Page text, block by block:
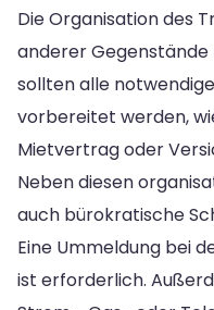
Die Organisation des
anderer Gegenstände
sollten alle
vorbereitet werden,
Mietvertrag oder
Neben diesen
auch bürokratische
Eine Ummeldung bei
ist erforderlich.